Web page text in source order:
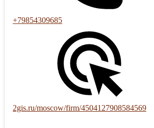
+79854309685
2gis.ru/moscow/firm/4504127908584569